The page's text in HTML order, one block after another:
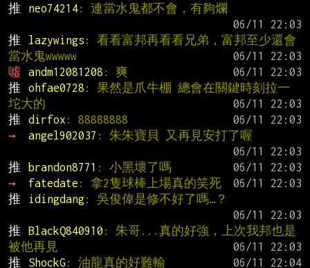
推
neo74214: 連當水鬼都不會，有夠爛
推
lazywings : 看看富邦再看看兄弟，富邦至少還會
當水鬼wwwww
噓
andm12081208 : 爽
推
ohfae0728 : 果然是爪牛棚 總會在關鍵時刻拉一
坨大的
推
dirfox : 88888888
→
angel902037 : 朱朱寶貝 又再見安打了喔
推
brandon8771 : 小黑壞了嗎
→
fatedate : 拿2隻球棒上場真的笑死
推
idingdang: 吳俊偉是修不好了嗎…？
推
BlackQ840910 : 朱哥...真的好強，上次我邦也是
被他再見
推
ShockG: 油龍真的好難輸